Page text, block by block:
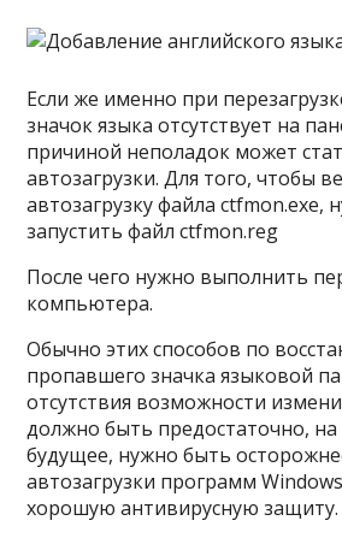
Если же именно при
значок языка отсутствует на
причиной неполадок может
автозагрузки. Для того, чтобы
автозагрузку файла ctfmon.exe,
запустить файл ctfmon.reg
После чего нужно выполнить
компьютера.
Обычно этих способов по
пропавшего значка языковой
отсутствия возможности
должно быть предостаточно, на
будущее, нужно быть
автозагрузки программ
хорошую антивирусную защиту.